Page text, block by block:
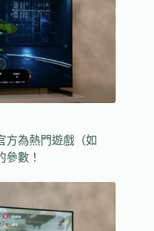
方為熱門遊戲（如
參數！